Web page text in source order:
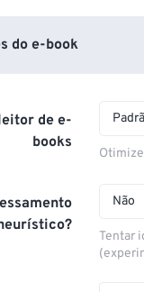
do e-book
de e-
books
Não
Tentar